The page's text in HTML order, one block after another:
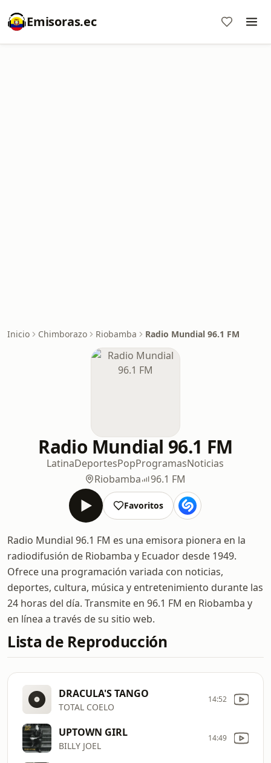
Emisoras.ec
Inicio Chimborazo Riobamba Radio Mundial 96.1 FM
Radio Mundial 96.1 FM
LatinaDeportesPopProgramasNoticias
Riobamba
96.1 FM
Favoritos
Radio Mundial 96.1 FM es una emisora pionera en la
radiodifusión de Riobamba y Ecuador desde 1949.
Ofrece una programación variada con noticias,
deportes, cultura, música y entretenimiento durante las
24 horas del día. Transmite en 96.1 FM en Riobamba y
en línea a través de su sitio web.
Lista de Reproducción
DRACULA'S TANGO
TOTAL COELO
14:52
UPTOWN GIRL
BILLY JOEL
14:49